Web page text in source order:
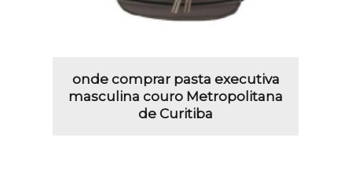
onde comprar pasta executiva
masculina couro Metropolitana
de Curitiba